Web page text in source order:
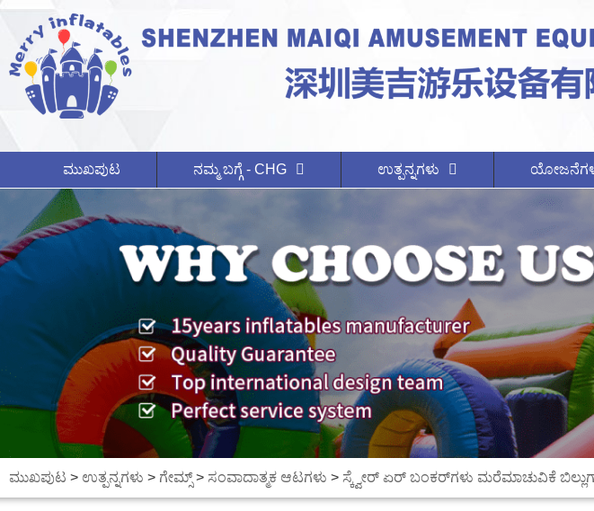
ಮುಖಪುಟ ನಮ್ಮ ಬಗ್ಗೆ - CHG ಉತ್ಪನ್ನಗಳು
ಮುಖಪುಟ > ಉತ್ಪನ್ನಗಳು > ಗೇಮ್ಸ್> ಸಂವಾದಾತ್ಮಕ ಆಟಗಳು > ಸ್ಕ್ವೇರ್ ಏರ್ ಬಂಕರ್‌ಗಳು ಮರೆಮಾಚುವಿಕೆ